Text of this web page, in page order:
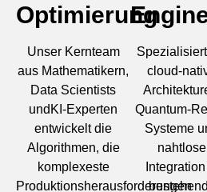
Optimierung
Unser Kernteam
aus Mathematikern,
Data Scientists
undKI-Experten
entwickelt die
Algorithmen, die
komplexeste
Produktionsherausforderungen
cloud-
Quantum-
Systeme
nahtlose